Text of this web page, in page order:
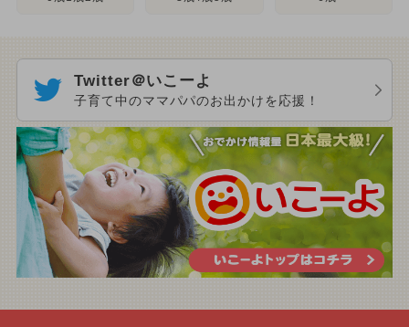
Twitter＠いこーよ
子育て中のママパパのお出かけを応援！